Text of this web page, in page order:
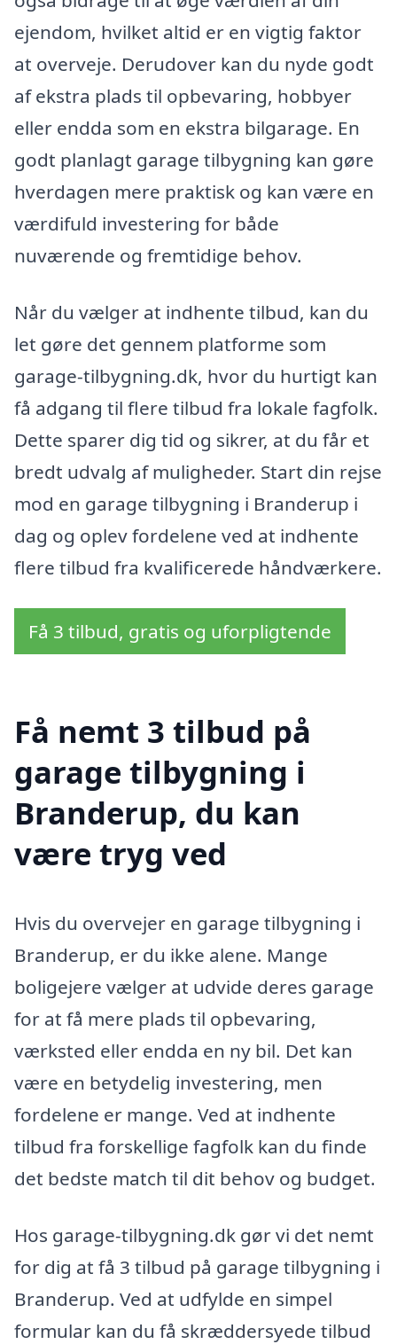
ejendom, hvilket altid er en vigtig faktor
at overveje. Derudover kan du nyde godt
af ekstra plads til opbevaring, hobbyer
eller endda som en ekstra bilgarage. En
godt planlagt garage tilbygning kan gøre
hverdagen mere praktisk og kan være en
værdifuld investering for både
nuværende og fremtidige behov.
Når du vælger at indhente tilbud, kan du
let gøre det gennem platforme som
garage-tilbygning.dk, hvor du hurtigt kan
få adgang til flere tilbud fra lokale fagfolk.
Dette sparer dig tid og sikrer, at du får et
bredt udvalg af muligheder. Start din rejse
mod en garage tilbygning i Branderup i
dag og oplev fordelene ved at indhente
flere tilbud fra kvalificerede håndværkere.
Få 3 tilbud, gratis og uforpligtende
Få nemt 3 tilbud på
garage tilbygning i
Branderup, du kan
være tryg ved
Hvis du overvejer en garage tilbygning i
Branderup, er du ikke alene. Mange
boligejere vælger at udvide deres garage
for at få mere plads til opbevaring,
værksted eller endda en ny bil. Det kan
være en betydelig investering, men
fordelene er mange. Ved at indhente
tilbud fra forskellige fagfolk kan du finde
det bedste match til dit behov og budget.
Hos garage-tilbygning.dk gør vi det nemt
for dig at få 3 tilbud på garage tilbygning i
Branderup. Ved at udfylde en simpel
formular kan du få skræddersyede tilbud